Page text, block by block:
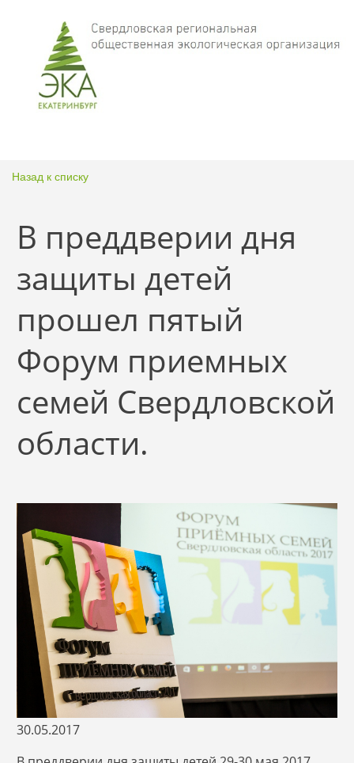
Назад к списку
В преддверии дня
защиты детей
прошел пятый
Форум приемных
семей Свердловской
области.
30.05.2017